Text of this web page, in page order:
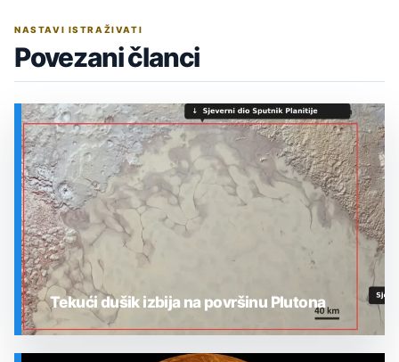
NASTAVI ISTRAŽIVATI
Povezani članci
Tekući dušik izbija na površinu Plutona